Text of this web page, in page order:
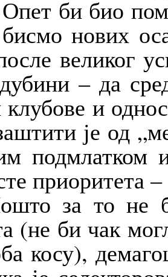
би био
нових
великог
– да
клубове и
је од
подмлатком
приоритета
за то не
(не би чак
косу),